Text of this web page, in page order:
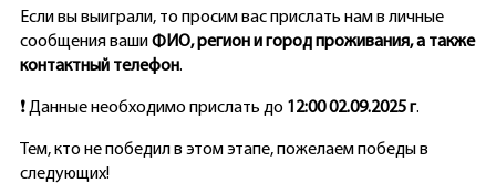
Если вы выиграли, то просим вас прислать нам в личные
сообщения вашиФИО, регион и город проживания, а также
контактный телефон.
❗ Данные необходимо прислать до 12:00 02.09.2025 г.
Тем, кто не победил в этом этапе, пожелаем победы в
следующих!